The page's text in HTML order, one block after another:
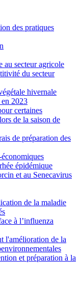
des pratiques
au secteur agricole
du secteur
hivernale
2023
certaines
de la saison de
de préparation des
épidémique
et au Senecavirus
de la maladie
à l’influenza
l'amélioration de la
et préparation à la